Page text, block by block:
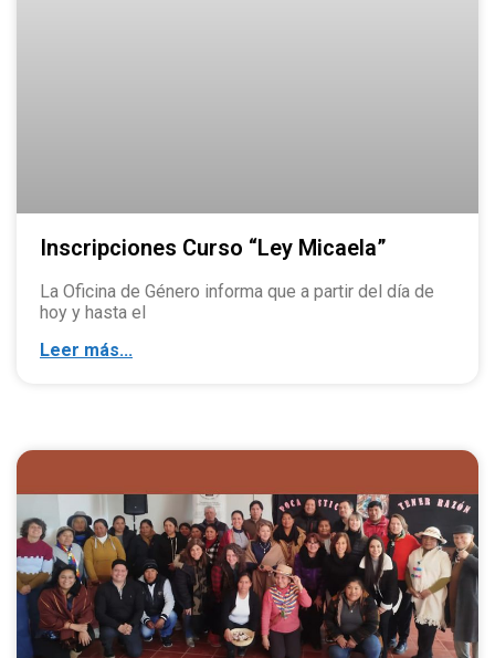
Inscripciones Curso “Ley Micaela”
La Oficina de Género informa que a partir del día de
hoy y hasta el
Leer más...